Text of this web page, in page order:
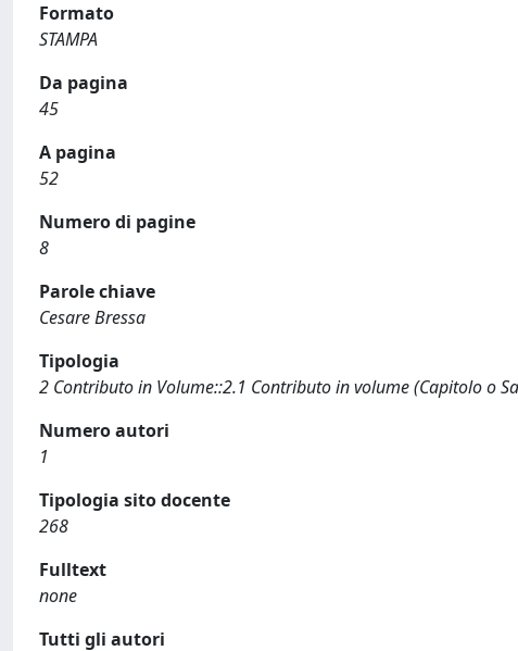
Formato
STAMPA
Da pagina
45
A pagina
52
Numero di pagine
8
Parole chiave
Cesare Bressa
Tipologia
2 Contributo in Volume::2.1 Contributo in volume (Capitolo o
Numero autori
1
Tipologia sito docente
268
Fulltext
none
Tutti gli autori